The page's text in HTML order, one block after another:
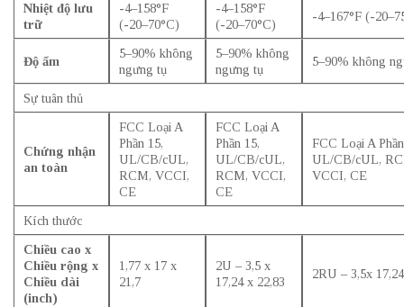
Nhiệt độ lưu
trữ
-4–158°F
(-20–70°C)
-4–158°F
(-20–70°C)
-4–167°F (-
Độ ẩm
5–90% không
ngưng tụ
5–90% không
ngưng tụ
5–90% không
Sự tuân thủ
Chứng nhận
an toàn
FCC Loại A
Phần 15,
UL/CB/cUL,
RCM, VCCI,
CE
FCC Loại A
Phần 15,
UL/CB/cUL,
RCM, VCCI,
CE
FCC Loại A
UL/CB/cUL,
VCCI, CE
Kích thước
Chiều cao x
Chiều rộng x
Chiều dài
(inch)
1,77 x 17 x
21,7
2U – 3,5 x
17,24 x 22,83
2RU – 3,5x